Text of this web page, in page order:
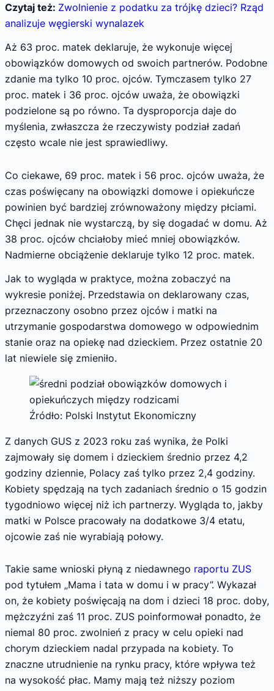
Czytaj też: Zwolnienie z podatku za trójkę dzieci? Rząd
analizuje węgierski wynalazek
Aż 63 proc. matek deklaruje, że wykonuje więcej
obowiązków domowych od swoich partnerów. Podobne
zdanie ma tylko 10 proc. ojców. Tymczasem tylko 27
proc. matek i 36 proc. ojców uważa, że obowiązki
podzielone są po równo. Ta dysproporcja daje do
myślenia, zwłaszcza że rzeczywisty podział zadań
często wcale nie jest sprawiedliwy.
Co ciekawe, 69 proc. matek i 56 proc. ojców uważa, że
czas poświęcany na obowiązki domowe i opiekuńcze
powinien być bardziej zrównoważony między płciami.
Chęci jednak nie wystarczą, by się dogadać w domu. Aż
38 proc. ojców chciałoby mieć mniej obowiązków.
Nadmierne obciążenie deklaruje tylko 12 proc. matek.
Jak to wygląda w praktyce, można zobaczyć na
wykresie poniżej. Przedstawia on deklarowany czas,
przeznaczony osobno przez ojców i matki na
utrzymanie gospodarstwa domowego w odpowiednim
stanie oraz na opiekę nad dzieckiem. Przez ostatnie 20
lat niewiele się zmieniło.
Źródło: Polski Instytut Ekonomiczny
Z danych GUS z 2023 roku zaś wynika, że Polki
zajmowały się domem i dzieckiem średnio przez 4,2
godziny dziennie, Polacy zaś tylko przez 2,4 godziny.
Kobiety spędzają na tych zadaniach średnio o 15 godzin
tygodniowo więcej niż ich partnerzy. Wygląda to, jakby
matki w Polsce pracowały na dodatkowe 3/4 etatu,
ojcowie zaś nie wyrabiają połowy.
Takie same wnioski płyną z niedawnego raportu ZUS
pod tytułem „Mama i tata w domu i w pracy”. Wykazał
on, że kobiety poświęcają na dom i dzieci 18 proc. doby,
mężczyźni zaś 11 proc. ZUS poinformował ponadto, że
niemal 80 proc. zwolnień z pracy w celu opieki nad
chorym dzieckiem nadal przypada na kobiety. To
znaczne utrudnienie na rynku pracy, które wpływa też
na wysokość płac. Mamy mają też niższy poziom